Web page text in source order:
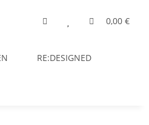
0,00 €
RE:DESIGNED